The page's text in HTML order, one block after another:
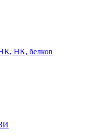
НК, белков